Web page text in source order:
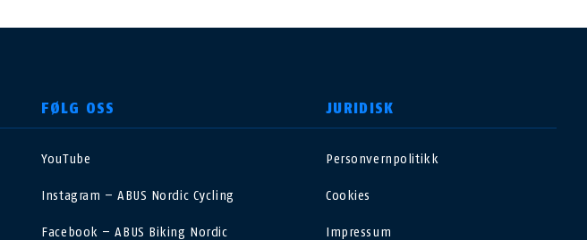
FØLG OSS
YouTube
Instagram – ABUS Nordic Cycling
Facebook – ABUS Biking Nordic
JURIDISK
Personvernpolitikk
Cookies
Impressum
Nederland